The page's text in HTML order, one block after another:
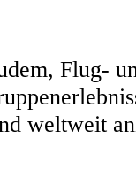
Flug-
weltweit